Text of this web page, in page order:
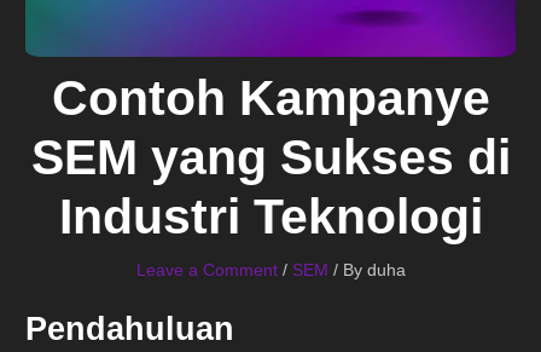
Contoh Kampanye
SEM yang Sukses di
Industri Teknologi
Leave a Comment / SEM / By duha
Pendahuluan